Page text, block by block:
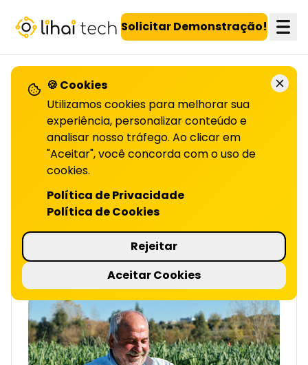
LiHai - Página inicial Solicitar Demonstração!
VOLTAR PARA O BLOG
Agro: gamificação e
fidelização de revendas
| LIHAI
aumenta engajamento e fidelização. Leia o
artigo completo e descubra como aplicar.
7 minutos de leitura
🍪 Cookies
Utilizamos cookies para melhorar sua
experiência, personalizar conteúdo e
analisar nosso tráfego. Ao clicar em
"Aceitar", você concorda com o uso de
cookies.
Política de Privacidade
Política de Cookies
Rejeitar
Aceitar Cookies